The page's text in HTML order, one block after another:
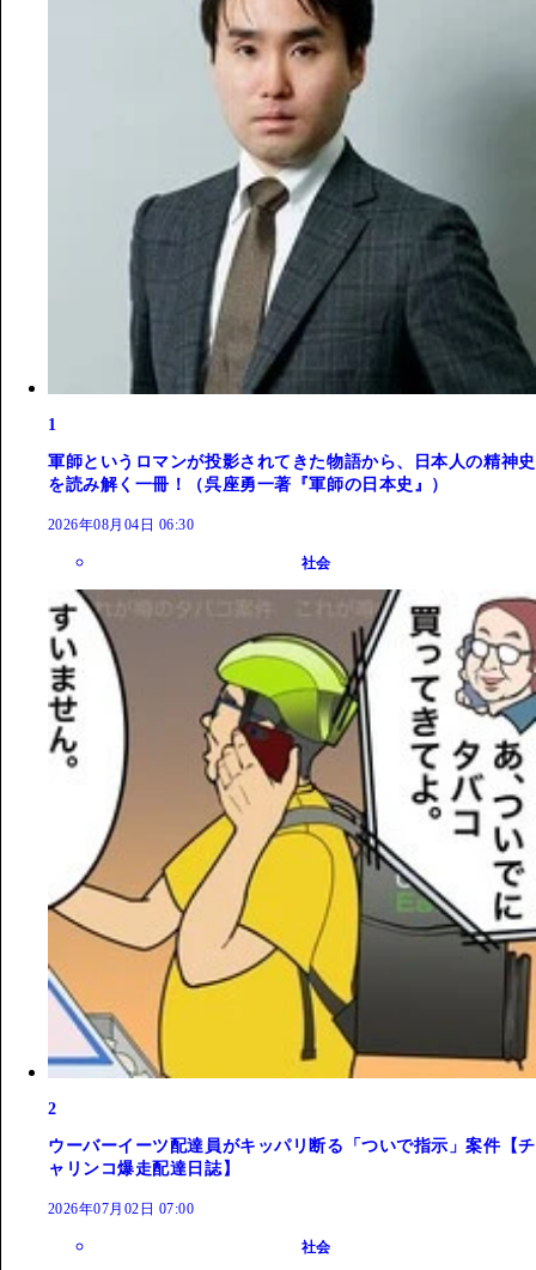
1
軍師というロマンが投影されてきた物語から、日本人の精神史
を読み解く一冊！（呉座勇一著『軍師の日本史』）
2026年08月04日 06:30
社会
2
ウーバーイーツ配達員がキッパリ断る「ついで指示」案件【チ
ャリンコ爆走配達日誌】
2026年07月02日 07:00
社会